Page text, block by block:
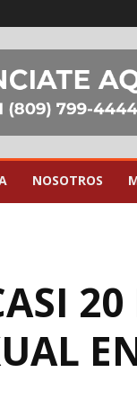
NOSOTROS